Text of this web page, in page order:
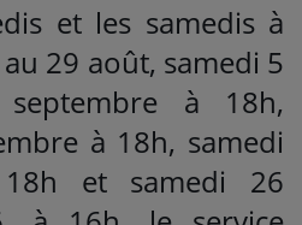
et les samedis à
29 août, samedi 5
à 18h,
à 18h, samedi
et samedi 26